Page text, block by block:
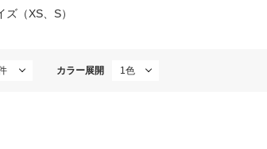
（XS、S）
カラー展開